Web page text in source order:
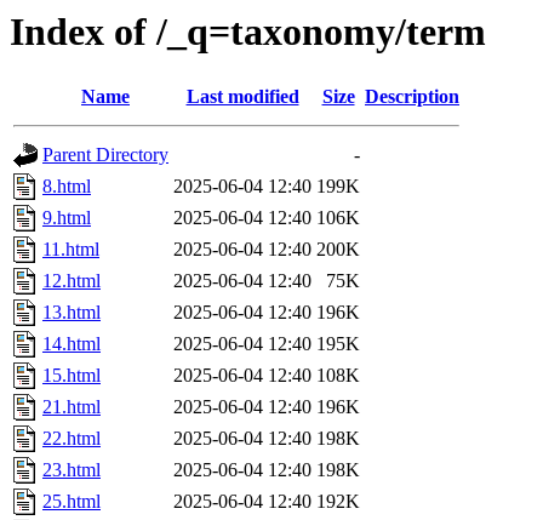
Index of /_q=taxonomy/term
Name Last modified Size Description
Parent Directory
-
8.html
2025-06-04 12:40 199K
9.html
2025-06-04 12:40 106K
11.html
2025-06-04 12:40 200K
12.html
2025-06-04 12:40
75K
13.html
2025-06-04 12:40 196K
14.html
2025-06-04 12:40 195K
15.html
2025-06-04 12:40 108K
21.html
2025-06-04 12:40 196K
22.html
2025-06-04 12:40 198K
23.html
2025-06-04 12:40 198K
25.html
2025-06-04 12:40 192K